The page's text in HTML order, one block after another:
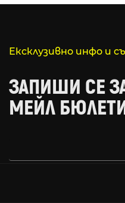
Ексклузивно инфо и
ЗАПИШИ СЕ
МЕЙЛ